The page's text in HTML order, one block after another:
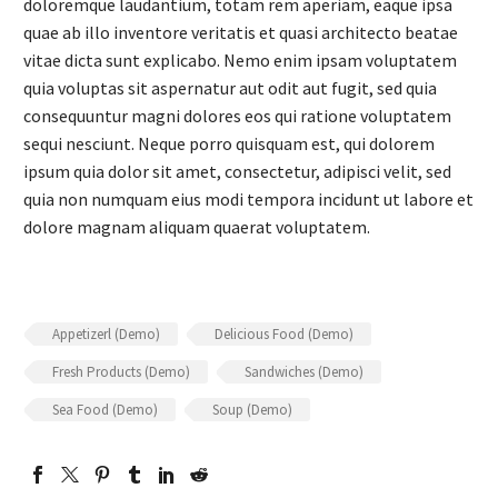
quae ab illo inventore veritatis et quasi architecto beatae
vitae dicta sunt explicabo. Nemo enim ipsam voluptatem
quia voluptas sit aspernatur aut odit aut fugit, sed quia
consequuntur magni dolores eos qui ratione voluptatem
sequi nesciunt. Neque porro quisquam est, qui dolorem
ipsum quia dolor sit amet, consectetur, adipisci velit, sed
quia non numquam eius modi tempora incidunt ut labore et
dolore magnam aliquam quaerat voluptatem.
Appetizerl (Demo)
Delicious Food (Demo)
Fresh Products (Demo)
Sandwiches (Demo)
Sea Food (Demo)
Soup (Demo)